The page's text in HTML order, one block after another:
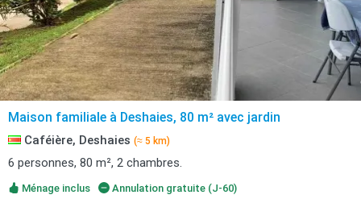
Maison familiale à Deshaies, 80 m² avec jardin
Caféière, Deshaies (≈ 5 km)
6 personnes, 80 m², 2 chambres.
Ménage inclus Annulation gratuite (J-60)